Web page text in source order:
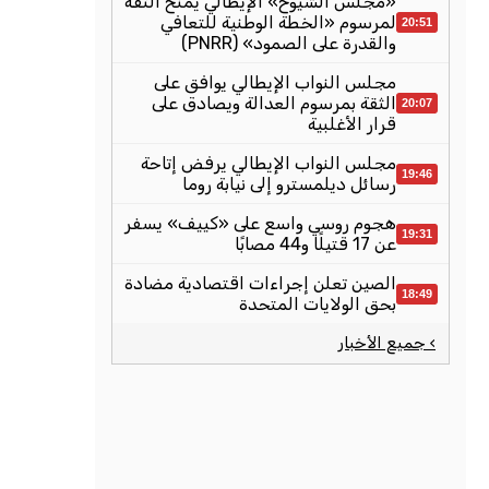
20:51 لمرسوم «الخطة الوطنية للتعافي
والقدرة على الصمود» (PNRR)
20:07
مجلس النواب الإيطالي يوافق على
الثقة بمرسوم العدالة ويصادق على
قرار الأغلبية
19:46 مجلس النواب الإيطالي يرفض إتاحة
رسائل ديلمسترو إلى نيابة روما
19:31 هجوم روسي واسع على «كييف» يسفر
عن 17 قتيلًا و44 مصابًا
18:49 الصين تعلن إجراءات اقتصادية مضادة
بحق الولايات المتحدة
› جميع الأخبار